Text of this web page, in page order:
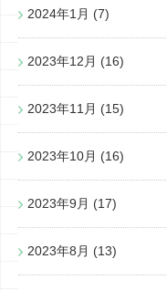
2024年1月 (7)
2023年12月 (16)
2023年11月 (15)
2023年10月 (16)
2023年9月 (17)
2023年8月 (13)